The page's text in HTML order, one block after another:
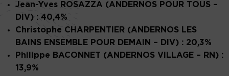
Jean-Yves ROSAZZA (ANDERNOS POUR TOUS –
DIV) : 40,4%
Christophe CHARPENTIER (ANDERNOS LES
BAINS ENSEMBLE POUR DEMAIN – DIV) : 20,3%
Philippe BACONNET (ANDERNOS VILLAGE – RN) :
13,9%